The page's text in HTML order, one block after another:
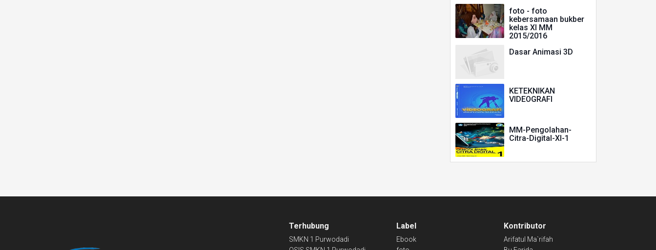
foto - foto
kebersamaan bukber
kelas XI MM
2015/2016
Dasar Animasi 3D
KETEKNIKAN
VIDEOGRAFI
MM-Pengolahan-
Citra-Digital-XI-1
Terhubung
SMKN 1 Purwodadi
Label
Ebook
Kontributor
Arifatul Ma`rifah